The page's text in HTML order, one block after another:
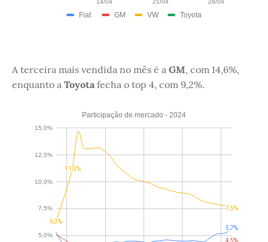
A terceira mais vendida no mês é a GM, com 14,6%,
enquanto a Toyota fecha o top 4, com 9,2%.